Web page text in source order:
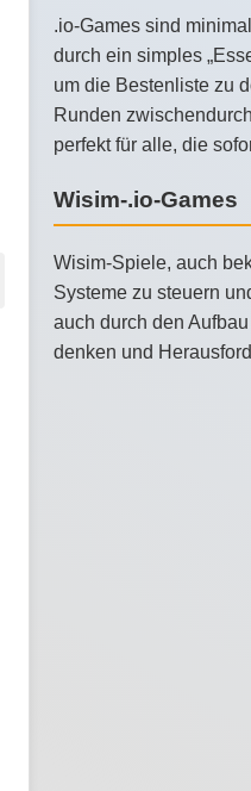
.io-Games sind
durch ein simples
um die Bestenliste zu
Runden
perfekt für alle, die
Wisim-.io-Games
Wisim-Spiele, auch
Systeme zu steuern
auch durch den
denken und